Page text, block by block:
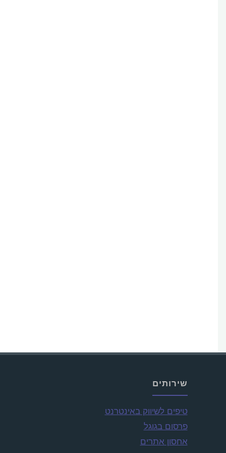
שירותים
טיפים לשיווק באינטרנט
פרסום בגוגל
אחסון אתרים